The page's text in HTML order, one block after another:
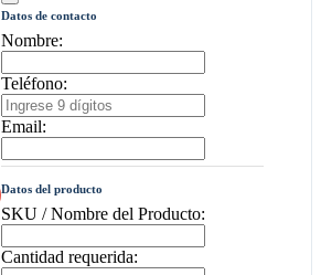
Datos de contacto
Nombre:
Teléfono:
Email:
Datos del producto
SKU / Nombre del Producto:
Cantidad requerida: